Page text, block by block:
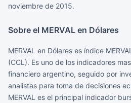
noviembre de 2015.
Sobre el MERVAL en Dólares
MERVAL en Dólares es índice
(CCL). Es uno de los indicadores
financiero argentino, seguido por
analistas para toma de decisiones
MERVAL es el principal indicador